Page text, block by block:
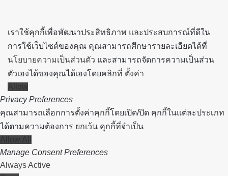
เราใช้คุกกี้เพื่อพัฒนาประสิทธิภาพ และประสบการณ์ที่ดีใน
การใช้เว็บไซต์ของคุณ คุณสามารถศึกษารายละเอียดได้ที่
นโยบายความเป็นส่วนตัว และสามารถจัดการความเป็นส่วน
ตัวเองได้ของคุณได้เองโดยคลิกที่ ตั้งค่า
Allow
Privacy Preferences
คุณสามารถเลือกการตั้งค่าคุกกี้โดยเปิด/ปิด คุกกี้ในแต่ละประเภท
ได้ตามความต้องการ ยกเว้น คุกกี้ที่จำเป็น
Allow All
Manage Consent Preferences
Always Active